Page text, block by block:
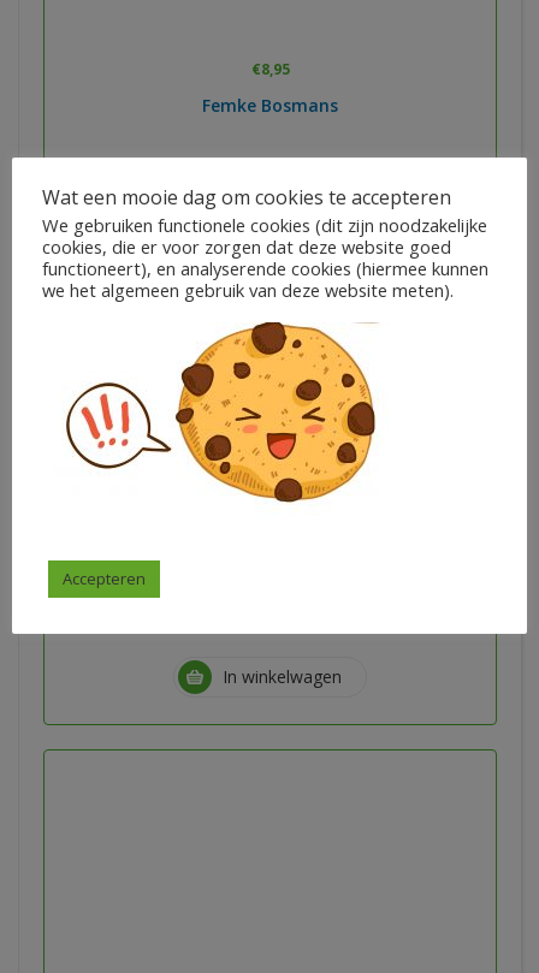
€8,95
Femke Bosmans
Rekenen door te kraken – deel 3
In winkelwagen
Wat een mooie dag om cookies te accepteren
We gebruiken functionele cookies (dit zijn noodzakelijke
cookies, die er voor zorgen dat deze website goed
functioneert), en analyserende cookies (hiermee kunnen
we het algemeen gebruik van deze website meten).
Accepteren